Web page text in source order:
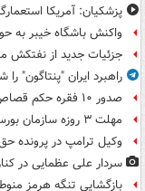
پزشکیان: آمریکا
واکنش باشگاه خیبر
جزئیات جدید از نفتکش
راهبرد ایران "پنتاگون"
صدور ۱۰ فقره حکم قصاص برای «کلثوم اکبری»
مهلت ۳ روزه سازمان بورس به هلدینگ خلیج فارس
وکیل ترامپ در پرونده
سردار علی عظمایی در
بازگشایی تنگه هرمز